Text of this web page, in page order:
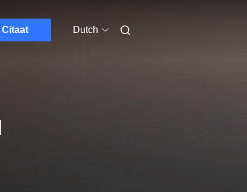
Citaat Dutch